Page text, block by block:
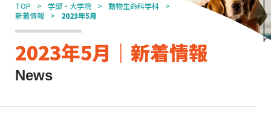
TOP 学部・大学院
動物生命科学科
新着情報
2023年5月
2023年5月｜新着情報
News